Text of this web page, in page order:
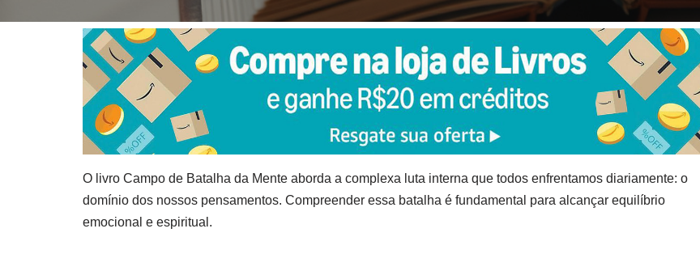
O livro Campo de Batalha da Mente aborda a complexa luta interna que todos enfrentamos diariamente: o
domínio dos nossos pensamentos. Compreender essa batalha é fundamental para alcançar equilíbrio
emocional e espiritual.